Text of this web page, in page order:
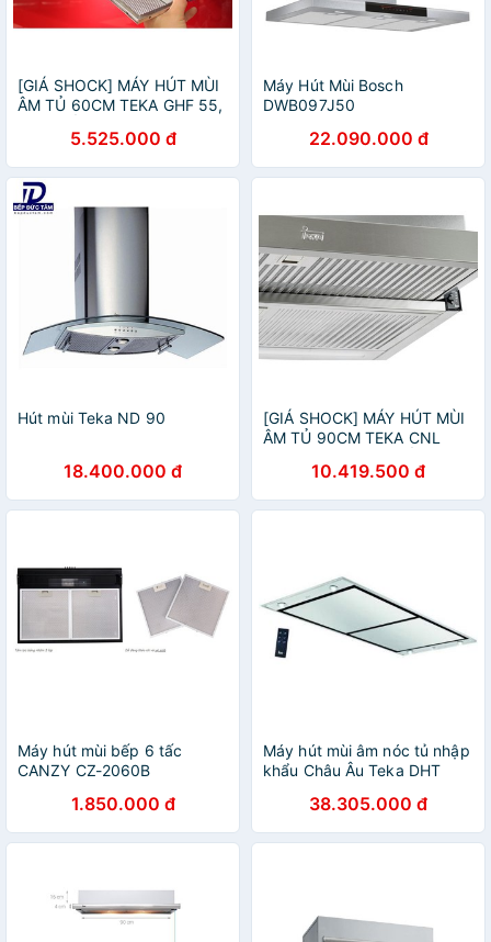
[GIÁ SHOCK] MÁY HÚT MÙI
ÂM TỦ 60CM TEKA GHF 55,
5.525.000 đ
Máy Hút Mùi Bosch
DWB097J50
22.090.000 đ
Hút mùi Teka ND 90
18.400.000 đ
[GIÁ SHOCK] MÁY HÚT MÙI
ÂM TỦ 90CM TEKA CNL
10.419.500 đ
Máy hút mùi bếp 6 tấc
CANZY CZ-2060B
1.850.000 đ
Máy hút mùi âm nóc tủ nhập
khẩu Châu Âu Teka DHT
khói, máy hút khói khử mùi,
máy hút mùi bếp
38.305.000 đ